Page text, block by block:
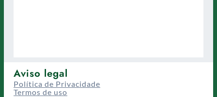
Aviso legal
Política de Privacidade
Termos de uso